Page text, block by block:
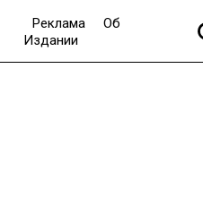
Реклама
Об
Издании